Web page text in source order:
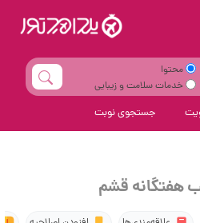
محتوا
خدمات سلامت و زیبایی
جستجوی نوبت
هفتگانه قشم